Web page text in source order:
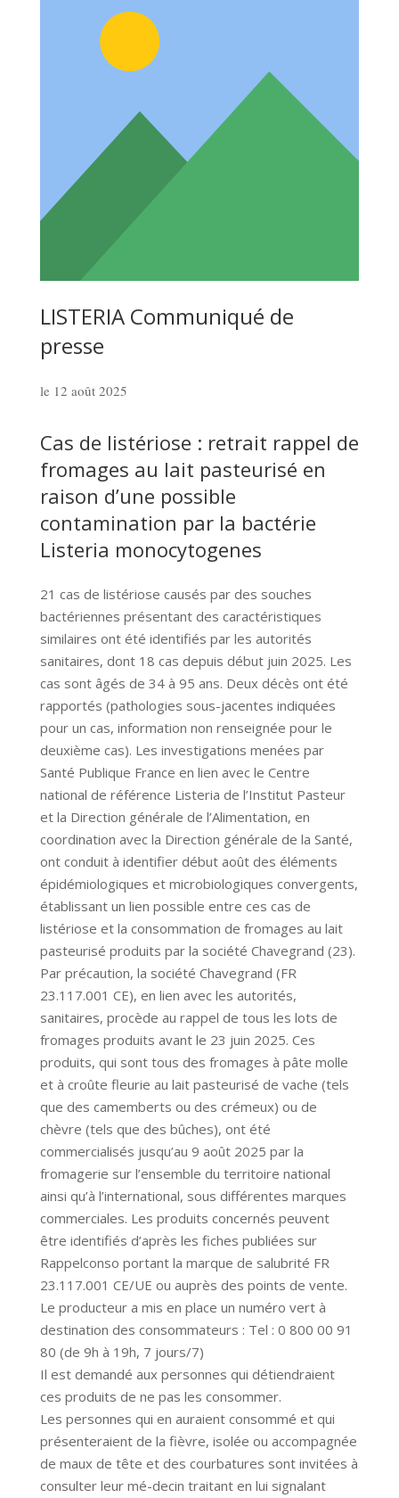
LISTERIA Communiqué de
presse
le 12 août 2025
Cas de listériose : retrait rappel de
fromages au lait pasteurisé en
raison d’une possible
contamination par la bactérie
Listeria monocytogenes
21 cas de listériose causés par des souches
bactériennes présentant des caractéristiques
similaires ont été identifiés par les autorités
sanitaires, dont 18 cas depuis début juin 2025. Les
cas sont âgés de 34 à 95 ans. Deux décès ont été
rapportés (pathologies sous-jacentes indiquées
pour un cas, information non renseignée pour le
deuxième cas). Les investigations menées par
Santé Publique France en lien avec le Centre
national de référence Listeria de l’Institut Pasteur
et la Direction générale de l’Alimentation, en
coordination avec la Direction générale de la Santé,
ont conduit à identifier début août des éléments
épidémiologiques et microbiologiques convergents,
établissant un lien possible entre ces cas de
listériose et la consommation de fromages au lait
pasteurisé produits par la société Chavegrand (23).
Par précaution, la société Chavegrand (FR
23.117.001 CE), en lien avec les autorités,
sanitaires, procède au rappel de tous les lots de
fromages produits avant le 23 juin 2025. Ces
produits, qui sont tous des fromages à pâte molle
et à croûte fleurie au lait pasteurisé de vache (tels
que des camemberts ou des crémeux) ou de
chèvre (tels que des bûches), ont été
commercialisés jusqu’au 9 août 2025 par la
fromagerie sur l’ensemble du territoire national
ainsi qu’à l’international, sous différentes marques
commerciales. Les produits concernés peuvent
être identifiés d’après les fiches publiées sur
Rappelconso portant la marque de salubrité FR
23.117.001 CE/UE ou auprès des points de vente.
Le producteur a mis en place un numéro vert à
destination des consommateurs : Tel : 0 800 00 91
80 (de 9h à 19h, 7 jours/7)
Il est demandé aux personnes qui détiendraient
ces produits de ne pas les consommer.
Les personnes qui en auraient consommé et qui
présenteraient de la fièvre, isolée ou accompagnée
de maux de tête et des courbatures sont invitées à
consulter leur mé-decin traitant en lui signalant